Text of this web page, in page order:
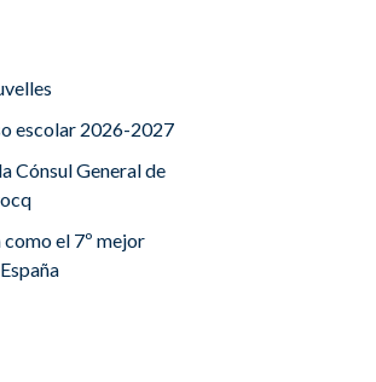
escolar 2026-2027
Cónsul General de
como el 7º mejor